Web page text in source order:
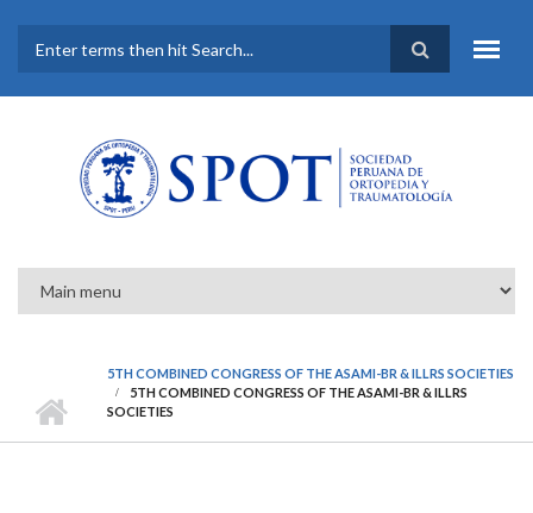
FORMULARIO DE
BÚSQUEDA
5TH COMBINED CONGRESS OF THE ASAMI-BR & ILLRS SOCIETIES
5TH COMBINED CONGRESS OF THE ASAMI-BR & ILLRS
SOCIETIES